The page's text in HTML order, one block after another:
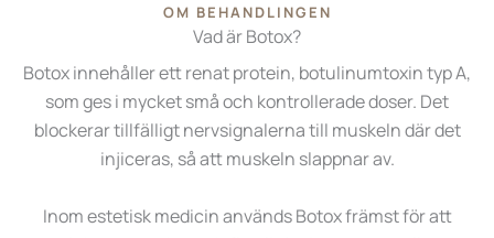
OM BEHANDLINGEN
Vad är Botox?
Botox innehåller ett renat protein, botulinumtoxin typ A,
som ges i mycket små och kontrollerade doser. Det
blockerar tillfälligt nervsignalerna till muskeln där det
injiceras, så att muskeln slappnar av.
Inom estetisk medicin används Botox främst för att